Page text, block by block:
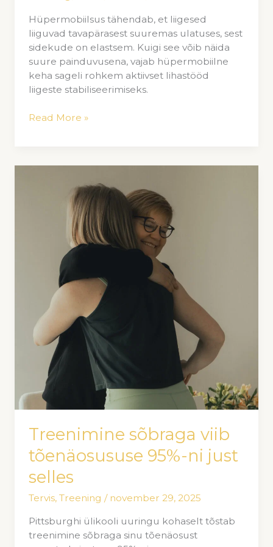
Hüpermobiilsus tähendab, et liigesed
liiguvad tavapärasest suuremas ulatuses, sest
sidekude on elastsem. Kuigi see võib näida
suure painduvusena, vajab hüpermobiilne
keha sageli rohkem aktiivset lihastööd
liigeste stabiliseerimiseks.
Read More »
Treenimine sõbraga viib
tõenäosususe 95%-ni just
selles
Tervis,Treening / november 29, 2025
Pittsburghi ülikooli uuringu kohaselt tõstab
treenimine sõbraga sinu tõenäosust
tõenäosususe